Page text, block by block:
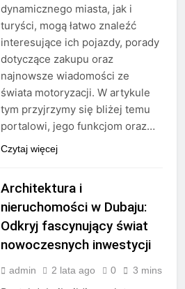
dynamicznego miasta, jak i
turyści, mogą łatwo znaleźć
interesujące ich pojazdy, porady
dotyczące zakupu oraz
najnowsze wiadomości ze
świata motoryzacji. W artykule
tym przyjrzymy się bliżej temu
portalowi, jego funkcjom oraz…
Czytaj więcej
Architektura i
nieruchomości w Dubaju:
Odkryj fascynujący świat
nowoczesnych inwestycji
admin 2 lata ago 0 3 mins